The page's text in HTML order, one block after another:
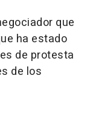
que
ha estado
de protesta
de los